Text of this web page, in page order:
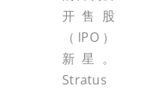
开售股
（IPO）
新星。
Stratus